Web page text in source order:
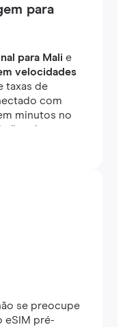
para
para Mali e
velocidades
taxas de
com
minutos no
se preocupe
eSIM pré-